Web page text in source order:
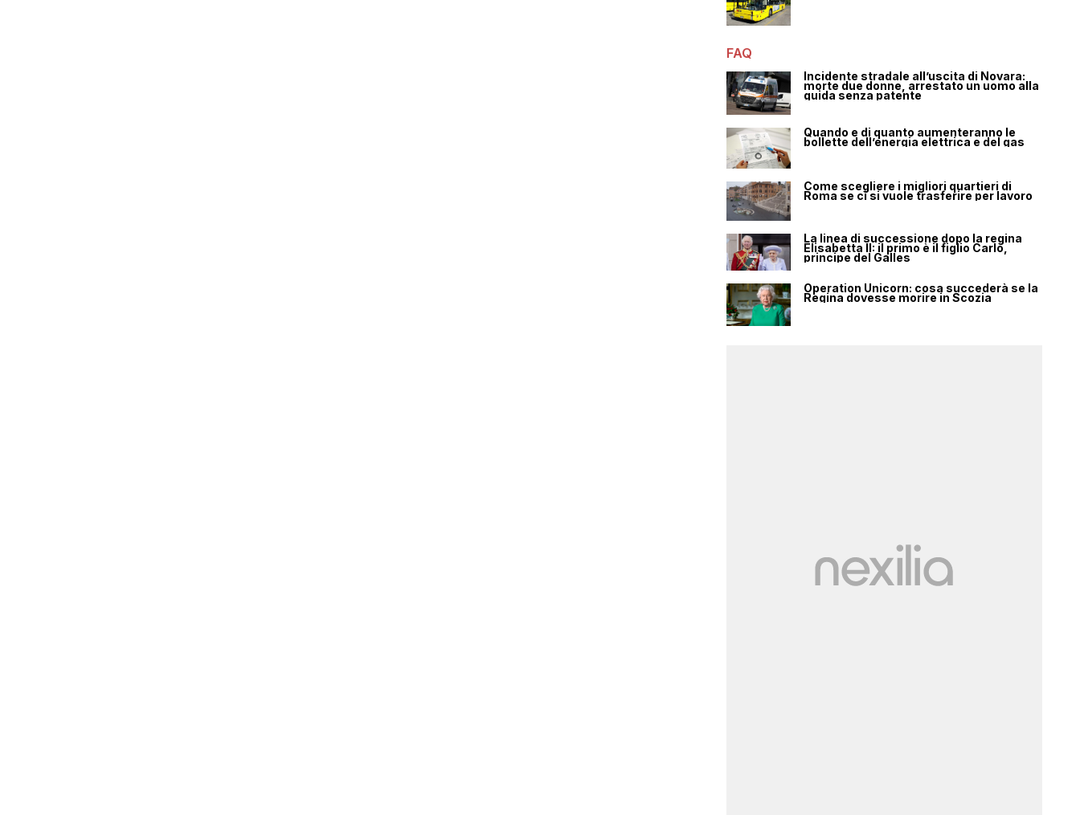
FAQ
Incidente stradale all’uscita di Novara:
morte due donne, arrestato un uomo alla
guida senza patente
Quando e di quanto aumenteranno le
bollette dell’energia elettrica e del gas
Come scegliere i migliori quartieri di
Roma se ci si vuole trasferire per lavoro
La linea di successione dopo la regina
Elisabetta II: il primo è il figlio Carlo,
principe del Galles
Operation Unicorn: cosa succederà se la
Regina dovesse morire in Scozia